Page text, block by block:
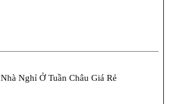
Nhà Nghỉ Ở Tuần Châu Giá Rẻ